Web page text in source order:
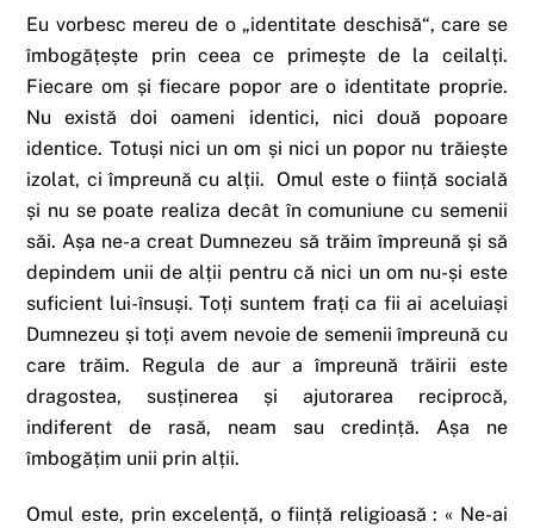
Eu vorbesc mereu de o „identitate deschisă“, care se
îmbogățește prin ceea ce primește de la ceilalți.
Fiecare om și fiecare popor are o identitate proprie.
Nu există doi oameni identici, nici două popoare
identice. Totuși nici un om și nici un popor nu trăiește
izolat, ci împreună cu alții. Omul este o ființă socială
și nu se poate realiza decât în comuniune cu semenii
săi. Așa ne-a creat Dumnezeu să trăim împreună și să
depindem unii de alții pentru că nici un om nu-și este
suficient lui-însuși. Toți suntem frați ca fii ai aceluiași
Dumnezeu și toți avem nevoie de semenii împreună cu
care trăim. Regula de aur a împreună trăirii este
dragostea, susținerea și ajutorarea reciprocă,
indiferent de rasă, neam sau credință. Așa ne
îmbogățim unii prin alții.
Omul este, prin excelență, o ființă religioasă : « Ne-ai